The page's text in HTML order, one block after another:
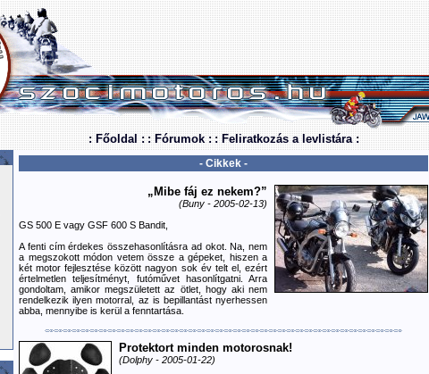
: Főoldal : : Fórumok : : Feliratkozás a levlistára :
- Cikkek -
„Mibe fáj ez nekem?”
(Buny - 2005-02-13)
GS 500 E vagy GSF 600 S Bandit,
A fenti cím érdekes összehasonlításra ad okot. Na, nem
a megszokott módon vetem össze a gépeket, hiszen a
két motor fejlesztése között nagyon sok év telt el, ezért
értelmetlen teljesítményt, futóművet hasonlítgatni. Arra
gondoltam, amikor megszületett az ötlet, hogy aki nem
rendelkezik ilyen motorral, az is bepillantást nyerhessen
abba, mennyibe is kerül a fenntartása.
Protektort minden motorosnak!
(Dolphy - 2005-01-22)